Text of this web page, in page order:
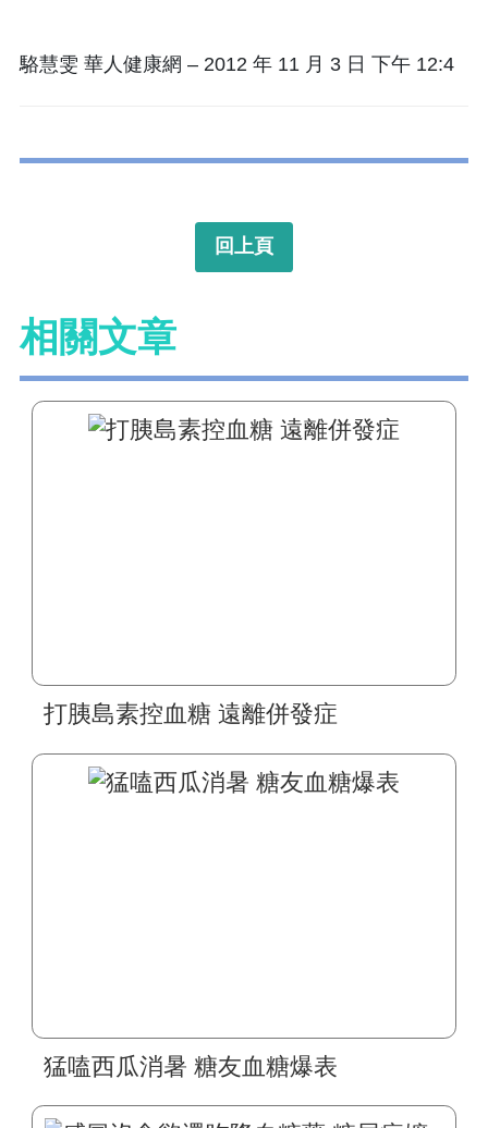
駱慧雯 華人健康網 – 2012 年 11 月 3 日 下午 12:4
回上頁
相關文章
打胰島素控血糖 遠離併發症
猛嗑西瓜消暑 糖友血糖爆表